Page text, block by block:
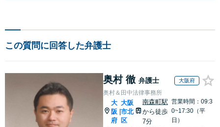
この質問に回答した弁護士
奥村 徹 弁護士 大阪府
奥村＆田中法律事務所
大
阪
府
大阪
市北
区
南森町駅
から徒歩
7分
営業時間：09:3
0~17:30（平
日）